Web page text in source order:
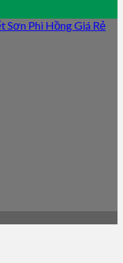
Phi Hồng Giá Rẻ